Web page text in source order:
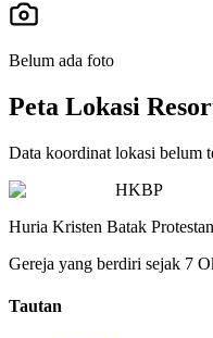
Belum ada foto
Peta Lokasi
Data koordinat lokasi belum
HKBP
Huria Kristen Batak Protestan
Gereja yang berdiri sejak 7
Tautan